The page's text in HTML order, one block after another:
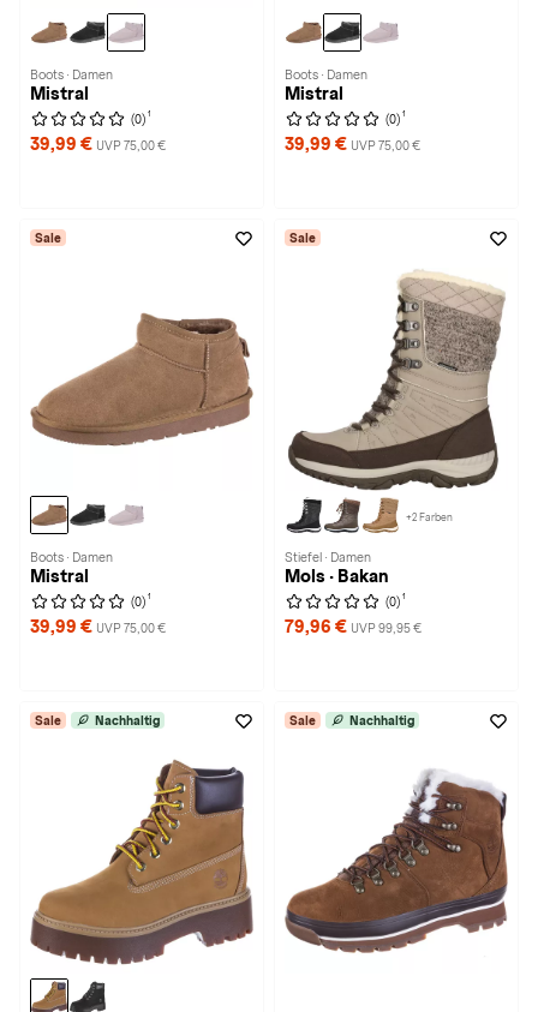
Boots · Damen
Mistral
(0) 1
39,99 € UVP 75,00 €
Boots · Damen
Mistral
(0) 1
39,99 € UVP 75,00 €
Sale
Boots · Damen
Mistral
(0) 1
39,99 € UVP 75,00 €
Sale
+2 Farben
Stiefel · Damen
Mols · Bakan
(0) 1
79,96 € UVP 99,95 €
Sale Nachhaltig Sale Nachhaltig